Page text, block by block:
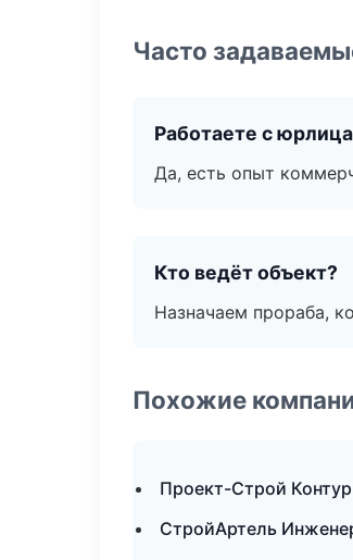
Часто
Работаете с
Да, есть опыт
Кто ведёт объект?
Назначаем прораба,
Похожие
Проект-Строй
СтройАртель